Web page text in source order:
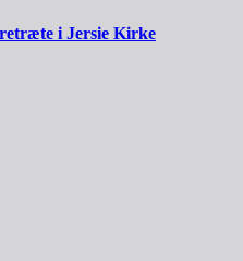
i Jersie Kirke